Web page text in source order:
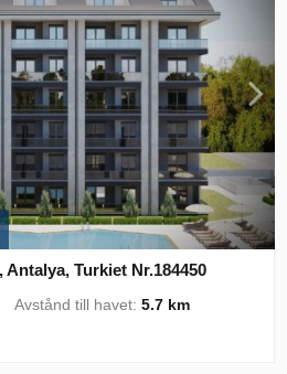
Turkiet Nr.184450
Avstånd till havet:5.7 km